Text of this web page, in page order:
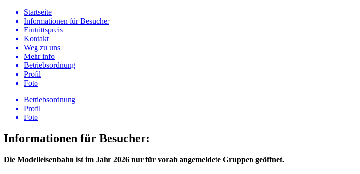
Startseite
Informationen für Besucher
Eintrittspreis
Kontakt
Weg zu uns
Mehr info
Betriebsordnung
Profil
Foto
Betriebsordnung
Profil
Foto
Informationen für Besucher:
Die Modelleisenbahn ist im Jahr 2026 nur für vorab angemeldete Gruppen geöffnet.